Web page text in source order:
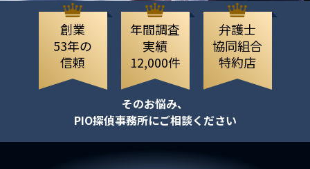
創業
53年の
信頼
年間調査
実績
12,000件
弁護士
協同組合
特約店
そのお悩み、
PIO探偵事務所にご相談ください